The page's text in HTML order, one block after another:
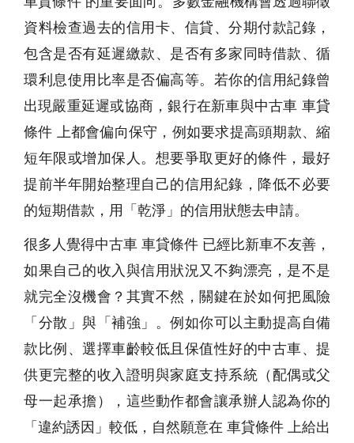
資料檢查過去的信用卡、信貸、分期付款記錄，
包含是否有延遲繳款、是否有多家同時借款、循
環利息使用比率是否偏高等。若你的信用紀錄曾
出現嚴重延遲或協商，銀行在新車與中古車 車貸
條件 上都會偏向保守，例如要求提高頭期款、縮
短年限或增加保人。想要爭取更好的條件，最好
提前半年開始整理自己的信用紀錄，降低不必要
的短期借款，用「乾淨」的信用狀態去申請。
很多人覺得中古車 車貸條件 已經比新車不友善，
如果自己的收入與信用狀況又不夠漂亮，是不是
就完全沒機會？其實不然，關鍵在於如何把風險
「分散」與「補強」。例如你可以主動提高自備
款比例、選擇車齡較低且保值性好的中古車、提
供更完整的收入證明與家庭支持系統（配偶或父
母一起承擔），這些動作都會讓承辦人認為你的
「違約誘因」較低，自然願意在 車貸條件 上給出